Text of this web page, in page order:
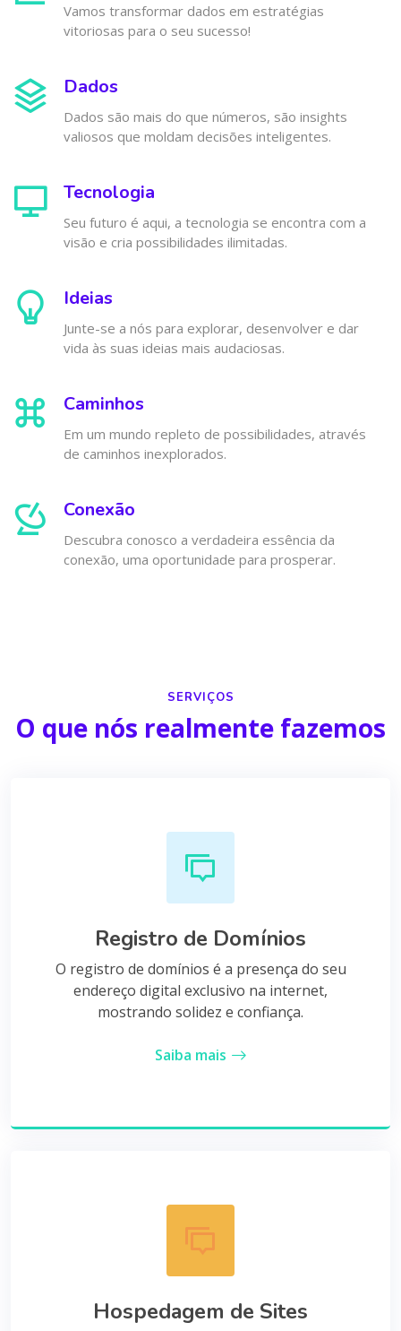
Vamos transformar dados em estratégias
vitoriosas para o seu sucesso!
Dados
Dados são mais do que números, são insights
valiosos que moldam decisões inteligentes.
Tecnologia
Seu futuro é aqui, a tecnologia se encontra com a
visão e cria possibilidades ilimitadas.
Ideias
Junte-se a nós para explorar, desenvolver e dar
vida às suas ideias mais audaciosas.
Caminhos
Em um mundo repleto de possibilidades, através
de caminhos inexplorados.
Conexão
Descubra conosco a verdadeira essência da
conexão, uma oportunidade para prosperar.
SERVIÇOS
O que nós realmente fazemos
Registro de Domínios
O registro de domínios é a presença do seu
endereço digital exclusivo na internet,
mostrando solidez e confiança.
Saiba mais
Hospedagem de Sites